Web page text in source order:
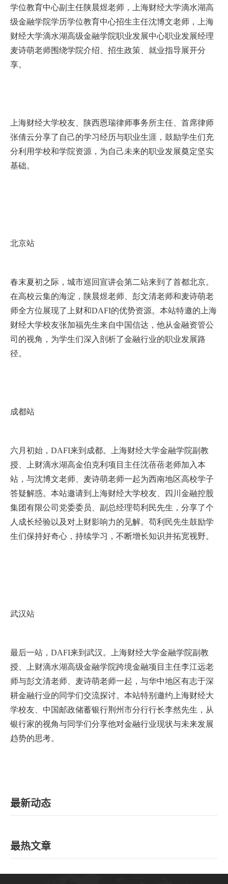
学位教育中心副主任陕晨煜老师，上海财经大学滴水湖高
级金融学院学历学位教育中心招生主任沈博文老师，上海
财经大学滴水湖高级金融学院职业发展中心职业发展经理
麦诗萌老师围绕学院介绍、招生政策、就业指导展开分
享。
上海财经大学校友、陕西恩瑞律师事务所主任、首席律师
张倩云分享了自己的学习经历与职业生涯，鼓励学生们充
分利用学校和学院资源，为自己未来的职业发展奠定坚实
基础。
北京站
春末夏初之际，城市巡回宣讲会第二站来到了首都北京。
在高校云集的海淀，陕晨煜老师、彭文清老师和麦诗萌老
师全方位展现了上财和DAFI的优势资源。本站特邀的上海
财经大学校友张加福先生来自中国信达，他从金融资管公
司的视角，为学生们深入剖析了金融行业的职业发展路
径。
成都站
六月初始，DAFI来到成都。上海财经大学金融学院副教
授、上财滴水湖高金伯克利项目主任沈蓓蓓老师加入本
站，与沈博文老师、麦诗萌老师一起为西南地区高校学子
答疑解惑。本站邀请到上海财经大学校友、四川金融控股
集团有限公司党委委员、副总经理苟利民先生，分享了个
人成长经验以及对上财影响力的见解。苟利民先生鼓励学
生们保持好奇心，持续学习，不断增长知识并拓宽视野。
武汉站
最后一站，DAFI来到武汉。上海财经大学金融学院副教
授、上财滴水湖高级金融学院跨境金融项目主任李江远老
师与彭文清老师、麦诗萌老师一起，与华中地区有志于深
耕金融行业的同学们交流探讨。本站特别邀约上海财经大
学校友、中国邮政储蓄银行荆州市分行行长李然先生，从
银行家的视角与同学们分享他对金融行业现状与未来发展
趋势的思考。
最新动态
最热文章